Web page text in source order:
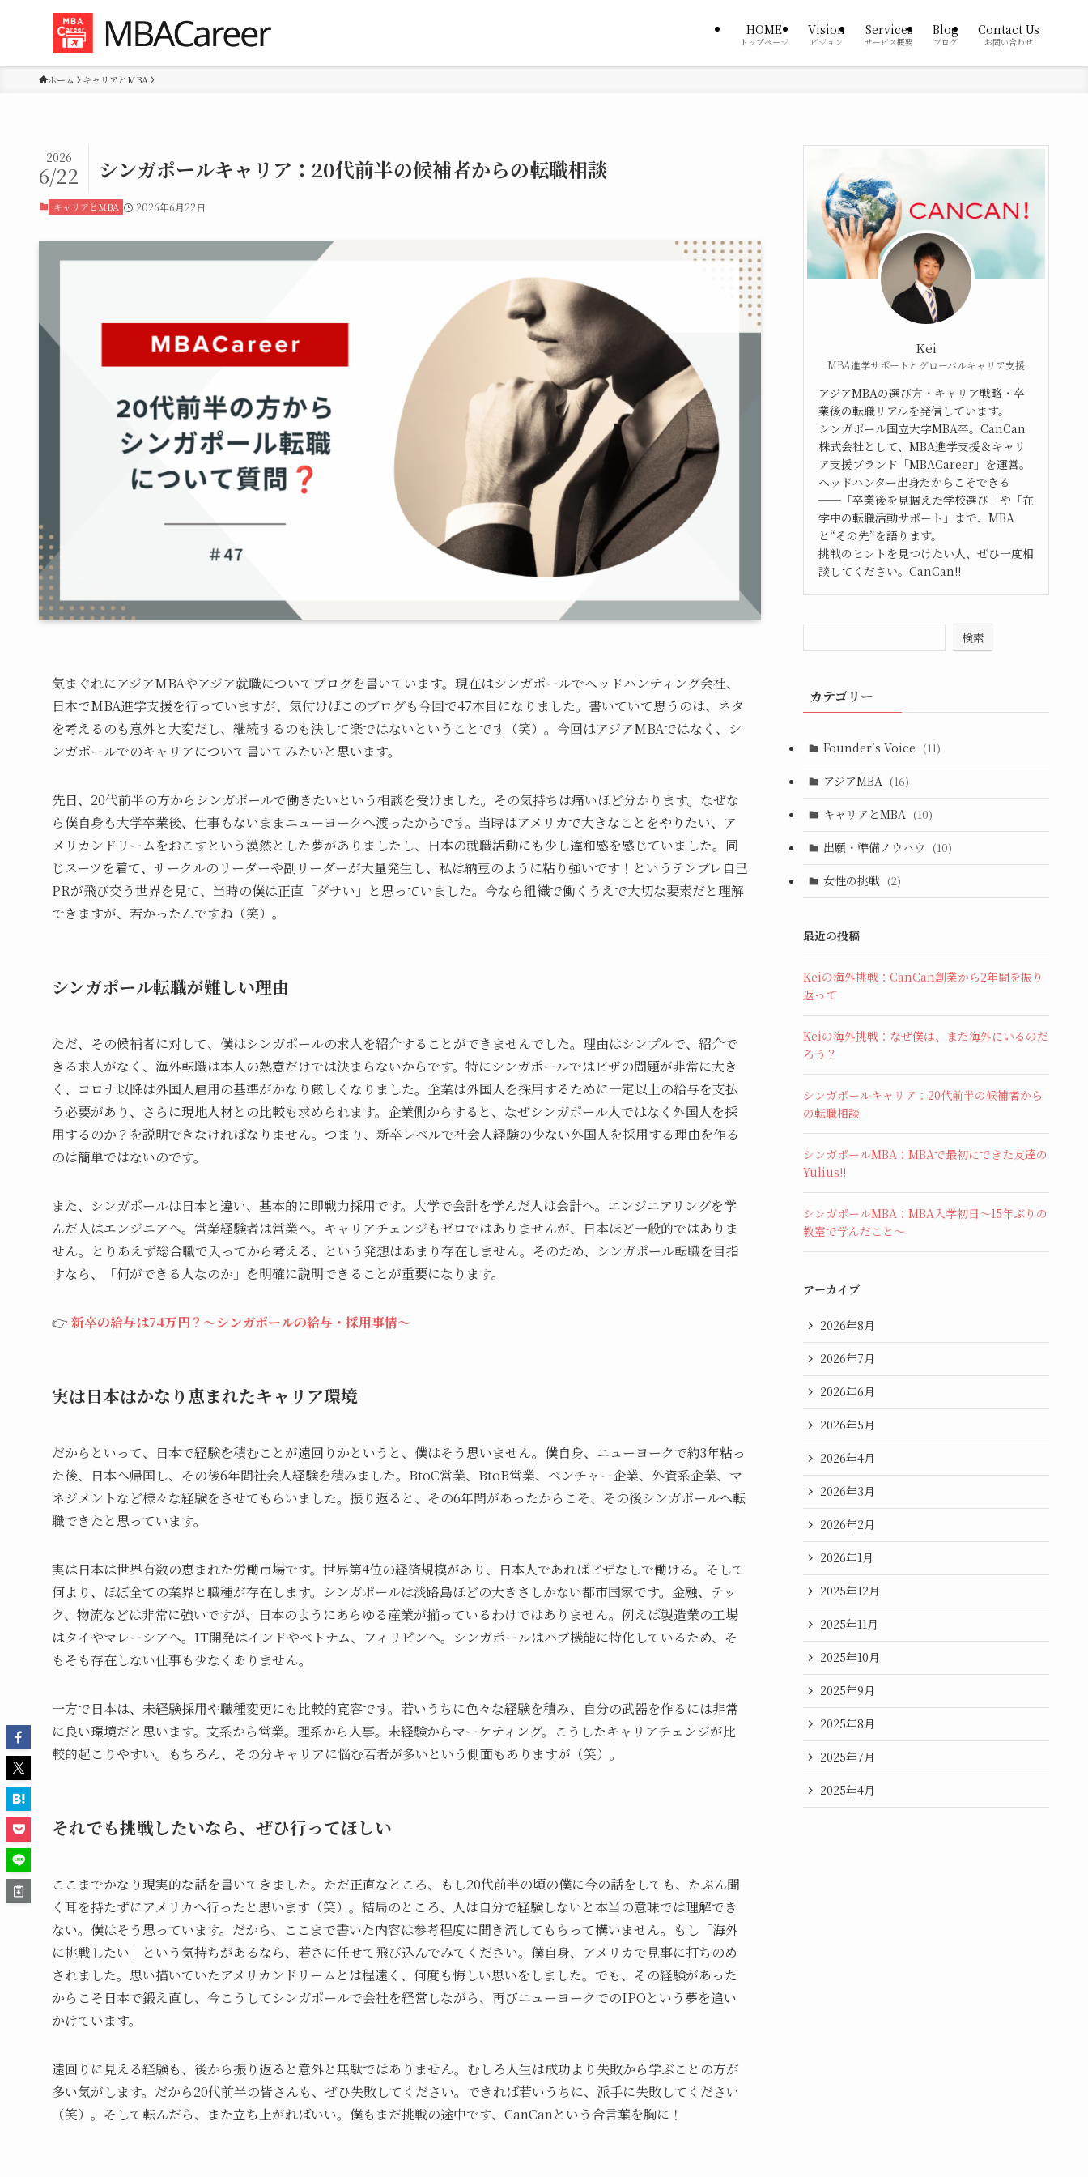
HOME
トップページ
Vision
ビジョン
Services
サービス概要
Blog
ブログ
Contact Us
お問い合わせ
ホーム キャリアとMBA
シンガポールキャリア：20代前半の候補者からの転職相談
2026
6/22
キャリアとMBA 2026年6月22日
気まぐれにアジアMBAやアジア就職についてブログを書いています。現在はシンガポールでヘッドハンティング会社、
日本でMBA進学支援を行っていますが、気付けばこのブログも今回で47本目になりました。書いていて思うのは、ネタ
を考えるのも意外と大変だし、継続するのも決して楽ではないということです（笑）。今回はアジアMBAではなく、シ
ンガポールでのキャリアについて書いてみたいと思います。
先日、20代前半の方からシンガポールで働きたいという相談を受けました。その気持ちは痛いほど分かります。なぜな
ら僕自身も大学卒業後、仕事もないままニューヨークへ渡ったからです。当時はアメリカで大きなことをやりたい、ア
メリカンドリームをおこすという漠然とした夢がありましたし、日本の就職活動にも少し違和感を感じていました。同
じスーツを着て、サークルのリーダーや副リーダーが大量発生し、私は納豆のように粘り強いです！というテンプレ自己
PRが飛び交う世界を見て、当時の僕は正直「ダサい」と思っていました。今なら組織で働くうえで大切な要素だと理解
できますが、若かったんですね（笑）。
シンガポール転職が難しい理由
ただ、その候補者に対して、僕はシンガポールの求人を紹介することができませんでした。理由はシンプルで、紹介で
きる求人がなく、海外転職は本人の熱意だけでは決まらないからです。特にシンガポールではビザの問題が非常に大き
く、コロナ以降は外国人雇用の基準がかなり厳しくなりました。企業は外国人を採用するために一定以上の給与を支払
う必要があり、さらに現地人材との比較も求められます。企業側からすると、なぜシンガポール人ではなく外国人を採
用するのか？を説明できなければなりません。つまり、新卒レベルで社会人経験の少ない外国人を採用する理由を作る
のは簡単ではないのです。
また、シンガポールは日本と違い、基本的に即戦力採用です。大学で会計を学んだ人は会計へ。エンジニアリングを学
んだ人はエンジニアへ。営業経験者は営業へ。キャリアチェンジもゼロではありませんが、日本ほど一般的ではありま
せん。とりあえず総合職で入ってから考える、という発想はあまり存在しません。そのため、シンガポール転職を目指
すなら、「何ができる人なのか」を明確に説明できることが重要になります。
👉 新卒の給与は74万円？〜シンガポールの給与・採用事情〜
実は日本はかなり恵まれたキャリア環境
だからといって、日本で経験を積むことが遠回りかというと、僕はそう思いません。僕自身、ニューヨークで約3年粘っ
た後、日本へ帰国し、その後6年間社会人経験を積みました。BtoC営業、BtoB営業、ベンチャー企業、外資系企業、マ
ネジメントなど様々な経験をさせてもらいました。振り返ると、その6年間があったからこそ、その後シンガポールへ転
職できたと思っています。
実は日本は世界有数の恵まれた労働市場です。世界第4位の経済規模があり、日本人であればビザなしで働ける。そして
何より、ほぼ全ての業界と職種が存在します。シンガポールは淡路島ほどの大きさしかない都市国家です。金融、テッ
ク、物流などは非常に強いですが、日本のようにあらゆる産業が揃っているわけではありません。例えば製造業の工場
はタイやマレーシアへ。IT開発はインドやベトナム、フィリピンへ。シンガポールはハブ機能に特化しているため、そ
もそも存在しない仕事も少なくありません。
一方で日本は、未経験採用や職種変更にも比較的寛容です。若いうちに色々な経験を積み、自分の武器を作るには非常
に良い環境だと思います。文系から営業。理系から人事。未経験からマーケティング。こうしたキャリアチェンジが比
較的起こりやすい。もちろん、その分キャリアに悩む若者が多いという側面もありますが（笑）。
それでも挑戦したいなら、ぜひ行ってほしい
ここまでかなり現実的な話を書いてきました。ただ正直なところ、もし20代前半の頃の僕に今の話をしても、たぶん聞
く耳を持たずにアメリカへ行ったと思います（笑）。結局のところ、人は自分で経験しないと本当の意味では理解でき
ない。僕はそう思っています。だから、ここまで書いた内容は参考程度に聞き流してもらって構いません。もし「海外
に挑戦したい」という気持ちがあるなら、若さに任せて飛び込んでみてください。僕自身、アメリカで見事に打ちのめ
されました。思い描いていたアメリカンドリームとは程遠く、何度も悔しい思いをしました。でも、その経験があった
からこそ日本で鍛え直し、今こうしてシンガポールで会社を経営しながら、再びニューヨークでのIPOという夢を追い
かけています。
遠回りに見える経験も、後から振り返ると意外と無駄ではありません。むしろ人生は成功より失敗から学ぶことの方が
多い気がします。だから20代前半の皆さんも、ぜひ失敗してください。できれば若いうちに、派手に失敗してください
（笑）。そして転んだら、また立ち上がればいい。僕もまだ挑戦の途中です、CanCanという合言葉を胸に！
Kei
MBA進学サポートとグローバルキャリア支援
アジアMBAの選び方・キャリア戦略・卒
業後の転職リアルを発信しています。
シンガポール国立大学MBA卒。CanCan
株式会社として、MBA進学支援＆キャリ
ア支援ブランド「MBACareer」を運営。
ヘッドハンター出身だからこそできる
──「卒業後を見据えた学校選び」や「在
学中の転職活動サポート」まで、MBA
と“その先”を語ります。
挑戦のヒントを見つけたい人、ぜひ一度相
談してください。CanCan!!
検索
カテゴリー
Founder’s Voice (11)
アジアMBA (16)
キャリアとMBA (10)
出願・準備ノウハウ (10)
女性の挑戦 (2)
最近の投稿
Keiの海外挑戦：CanCan創業から2年間を振り
返って
Keiの海外挑戦：なぜ僕は、まだ海外にいるのだ
ろう？
シンガポールキャリア：20代前半の候補者から
の転職相談
シンガポールMBA：MBAで最初にできた友達の
Yulius!!
シンガポールMBA：MBA入学初日〜15年ぶりの
教室で学んだこと〜
アーカイブ
2026年8月
2026年7月
2026年6月
2026年5月
2026年4月
2026年3月
2026年2月
2026年1月
2025年12月
2025年11月
2025年10月
2025年9月
2025年8月
2025年7月
2025年4月